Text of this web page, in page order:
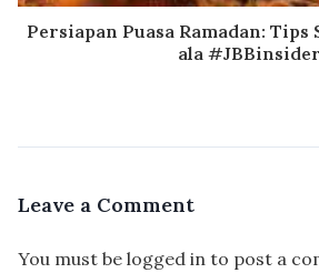
Persiapan Puasa Ramadan:
ala #JBBinsider
Leave a Comment
You must be logged in to post a